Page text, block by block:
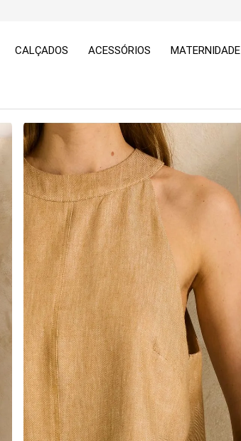
CALÇADOS ACESSÓRIOS MATERNIDADE